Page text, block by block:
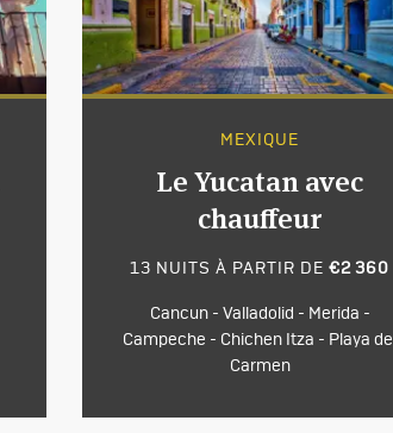
MEXIQUE
Le Yucatan avec
chauffeur
13 NUITS À PARTIR DE€2 360
Cancun - Valladolid - Merida -
Campeche - Chichen Itza - Playa del
Carmen